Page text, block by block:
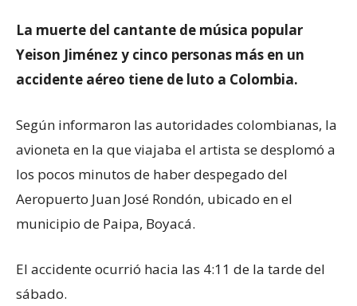
La muerte del cantante de música popular
Yeison Jiménez y cinco personas más en un
accidente aéreo tiene de luto a Colombia.
Según informaron las autoridades colombianas, la
avioneta en la que viajaba el artista se desplomó a
los pocos minutos de haber despegado del
Aeropuerto Juan José Rondón, ubicado en el
municipio de Paipa, Boyacá.
El accidente ocurrió hacia las 4:11 de la tarde del
sábado.